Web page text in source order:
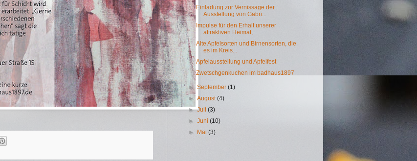
Einladung zur Vernissage der
Ausstellung von Gabri...
Impulse für den Erhalt unserer
attraktiven Heimat,...
Alte Apfelsorten und Birnensorten, die
es im Kreis...
Apfelausstellung und Apfelfest
Zwetschgenkuchen im badhaus1897
►September(1)
►August(4)
►Juli(3)
►Juni(10)
► Mai(3)